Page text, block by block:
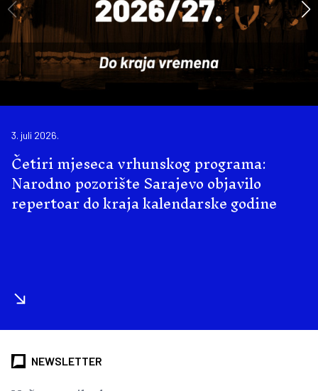
3. juli 2026.
Četiri mjeseca vrhunskog programa:
Narodno pozorište Sarajevo objavilo
repertoar do kraja kalendarske godine
NEWSLETTER